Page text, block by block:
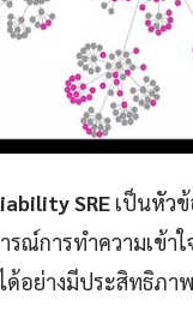
SRE เป็นหัว
การทำความเข้าใ
อย่างมีประสิทธิภาพ